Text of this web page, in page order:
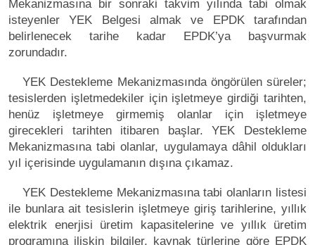
Mekanizmasına bir sonraki takvim yılında tabi olmak
isteyenler YEK Belgesi almak ve EPDK tarafından
belirlenecek tarihe kadar EPDK’ya başvurmak
zorundadır.
YEK Destekleme Mekanizmasında öngörülen süreler;
tesislerden işletmedekiler için işletmeye girdiği tarihten,
henüz işletmeye girmemiş olanlar için işletmeye
girecekleri tarihten itibaren başlar. YEK Destekleme
Mekanizmasına tabi olanlar, uygulamaya dâhil oldukları
yıl içerisinde uygulamanın dışına çıkamaz.
YEK Destekleme Mekanizmasına tabi olanların listesi
ile bunlara ait tesislerin işletmeye giriş tarihlerine, yıllık
elektrik enerjisi üretim kapasitelerine ve yıllık üretim
programına ilişkin bilgiler, kaynak türlerine göre EPDK